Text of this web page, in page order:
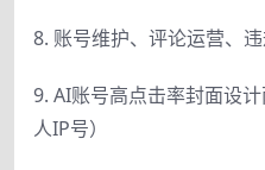
8. 账号维护、评论运营、
9. AI账号高点击率封面设
人IP号）